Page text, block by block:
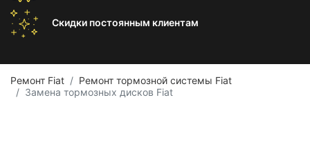
Скидки постоянным клиентам
Ремонт Fiat
Ремонт тормозной системы Fiat
Замена тормозных дисков Fiat